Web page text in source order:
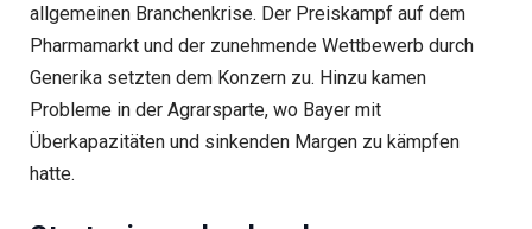
allgemeinen Branchenkrise. Der Preiskampf auf dem
Pharmamarkt und der zunehmende Wettbewerb durch
Generika setzten dem Konzern zu. Hinzu kamen
Probleme in der Agrarsparte, wo Bayer mit
Überkapazitäten und sinkenden Margen zu kämpfen
hatte.